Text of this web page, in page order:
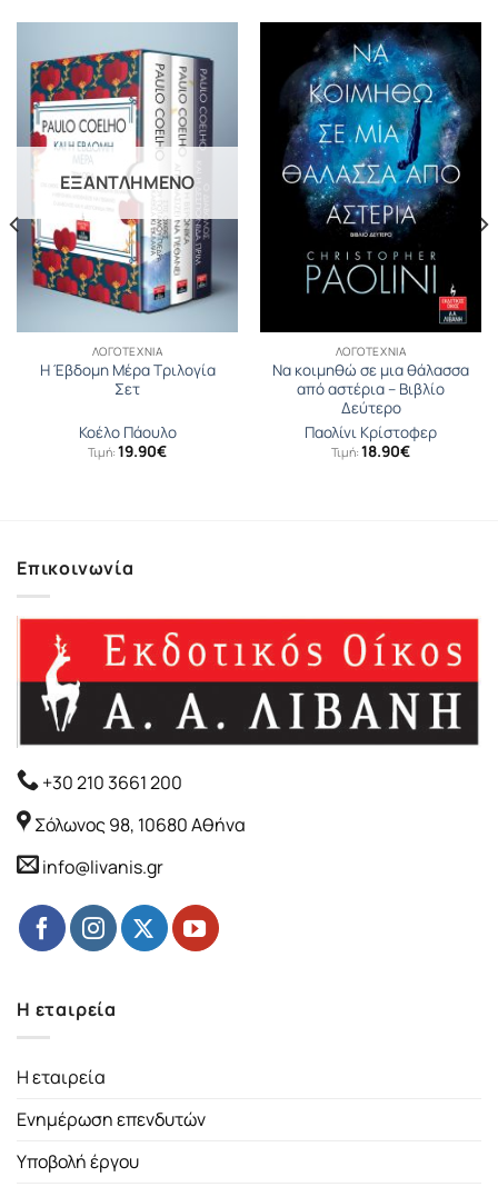
ΕΞΑΝΤΛΗΜΈΝΟ
ΛΟΓΟΤΕΧΝΊΑ
Η Έβδομη Μέρα Τριλογία
Σετ
Κοέλο Πάουλο
Τιμή: 19.90€
ΛΟΓΟΤΕΧΝΊΑ
Να κοιμηθώ σε μια θάλασσα
από αστέρια – Βιβλίο
Δεύτερο
Παολίνι Κρίστοφερ
Τιμή: 18.90€
Επικοινωνία
+30 210 3661 200
Σόλωνος 98, 10680 Αθήνα
info@livanis.gr
Η εταιρεία
Η εταιρεία
Ενημέρωση επενδυτών
Υποβολή έργου